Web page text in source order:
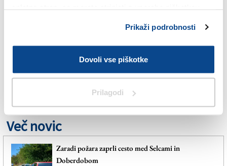
Prikaži podrobnosti
Dovoli vse piškotke
Prilagodi
TRŽIČ
ZGODOVINA
Več novic
Zaradi požara zaprli cesto med Selcami in
Doberdobom